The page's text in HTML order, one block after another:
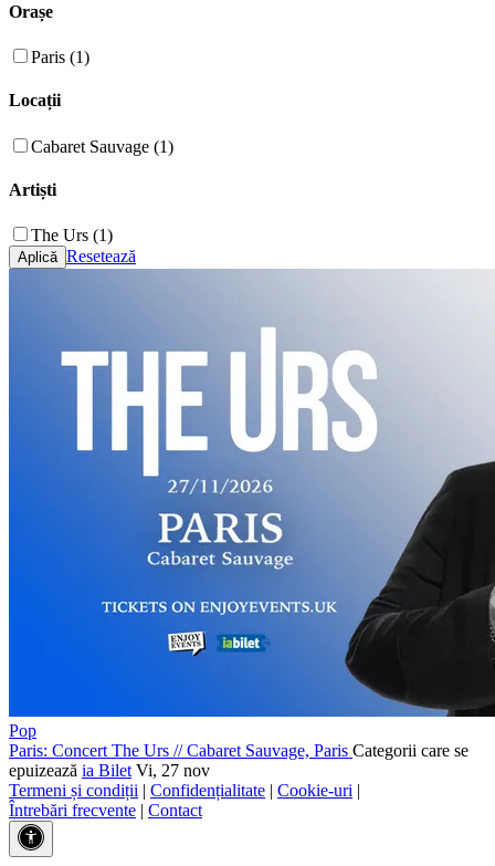
Orașe
Paris (1)
Locații
Cabaret Sauvage (1)
Artiști
The Urs (1)
Resetează
Pop
Paris: Concert The Urs //Cabaret Sauvage, Paris Categorii care se
epuizează ia Bilet Vi, 27 nov
Termeni și condiții | Confidențialitate | Cookie-uri |
Întrebări frecvente | Contact